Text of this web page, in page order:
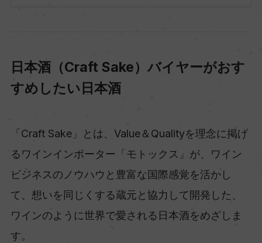
日本酒（Craft Sake）バイヤーがおす
すめしたい日本酒
「Craft Sake」とは、Value＆Qualityを理念に掲げ
るワインインポーター「モトックス」が、ワイン
ビジネスのノウハウと豊富な国際感覚を活かし
て、想いを同じくする蔵元と協力して開発した、
ワインのように世界で愛される日本酒をめざしま
す。